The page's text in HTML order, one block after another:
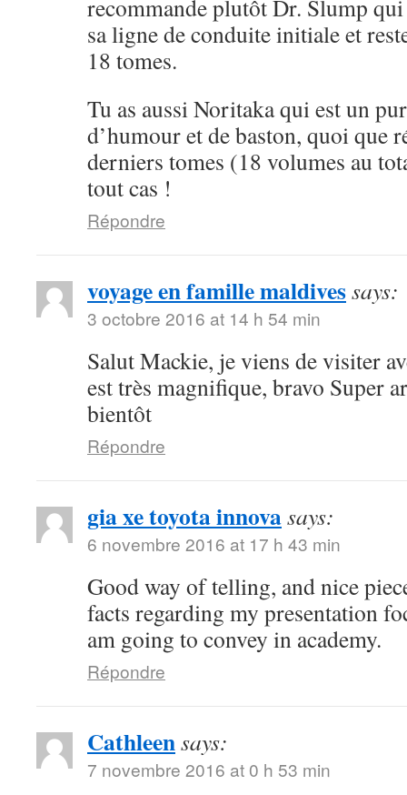
recommande plutôt Dr. Slump qui
sa ligne de conduite initiale et
18 tomes.
Tu as aussi Noritaka qui est un
d’humour et de baston, quoi que
derniers tomes (18 volumes au
tout cas !
Répondre
voyage en famille maldivessays:
3 octobre 2016 at 14 h 54 min
Salut Mackie, je viens de visiter
est très magnifique, bravo Super
bientôt
Répondre
gia xe toyota innovasays:
6 novembre 2016 at 17 h 43 min
Good way of telling, and nice
facts regarding my presentation
am going to convey in academy.
Répondre
Cathleensays:
7 novembre 2016 at 0 h 53 min